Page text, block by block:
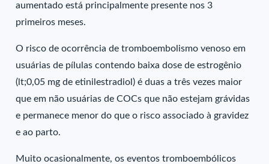
aumentado está principalmente presente nos 3
primeiros meses.
O risco de ocorrência de tromboembolismo venoso em
usuárias de pílulas contendo baixa dose de estrogênio
(lt;0,05 mg de etinilestradiol) é duas a três vezes maior
que em não usuárias de COCs que não estejam grávidas
e permanece menor do que o risco associado à gravidez
e ao parto.
Muito ocasionalmente, os eventos tromboembólicos